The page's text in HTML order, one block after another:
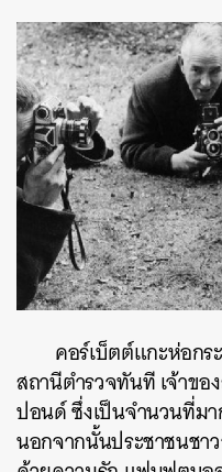
คอร์เบ็ตต์แกะห่อก
สถานีตำรวจทันที เจ้าขอ
ปอนด์ ซึ่งเป็นจำนวนที่มา
นอกจากนั้นประชาชนช